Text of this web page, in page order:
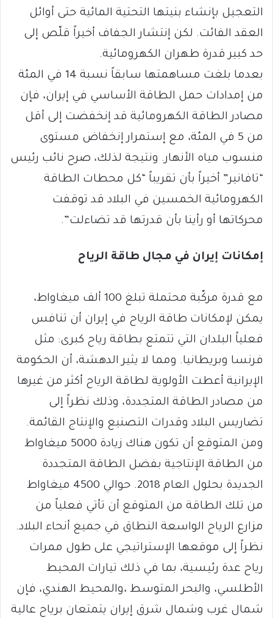
التعجيل بإنشاء بنيتها التحتية المائية حتى أوائل
العقد الفائت. لكن إنتشار الجفاف أخيراً قلّص إلى
حد كبير قدرة طهران الكهرومائية.
بعدما بلغت مساهمتها سابقاً نسبة 14 في المئة
من إمدادات حمل الطاقة الأساسي في إيران، فإن
مصادر الطاقة الكهرومائية قد إنخفضت إلى أقل
من 5 في المئة، مع إستمرار إنخفاض مستوى
منسوب مياه الأنهار. ونتيجة لذلك، صرح نائب رئيس
“تافانير” أخيراً بأن تقريباً “كل محطات الطاقة
الكهرومائية الخمسين في البلاد قد توقفت
محركاتها أو رأينا بأن قدرتها قد تضاءلت”.
إمكانات إيران في مجال طاقة الرياح
مع قدرة مركّبة محتملة تبلغ 100 ألف ميغاواط،
يمكن لإمكانات طاقة الرياح في إيران أن تنافس
فعلياً البلدان التي تتمتع بطاقة رياح كبرى: مثل
فرنسا وبريطانيا. ومما لا يثير الدهشة، أن الحكومة
الإيرانية أعطت الأولوية لطاقة الرياح أكثر من غيرها
من مصادر الطاقة المتجددة، وذلك نظراً إلى
تضاريس البلاد وقدرات التصنيع والإنتاج القائمة.
ومن المتوقع أن تكون هناك زيادة 5000 ميغاواط
من الطاقة الإنتاجية بفضل الطاقة المتجددة
الجديدة بحلول العام 2018. حوالي 4500 ميغاواط
من تلك الطاقة من المتوقع أن تأتي فعلياً من
مزارع الرياح الواسعة النطاق في جميع أنحاء البلاد.
نظراً إلى موقعها الإستراتيجي على طول ممرات
رياح عدة رئيسية، بما في ذلك تيارات المحيط
الأطلسي، والبحر المتوسط ،والمحيط الهندي، فإن
شمال غرب وشمال شرق إيران يتمتعان برياح عالية